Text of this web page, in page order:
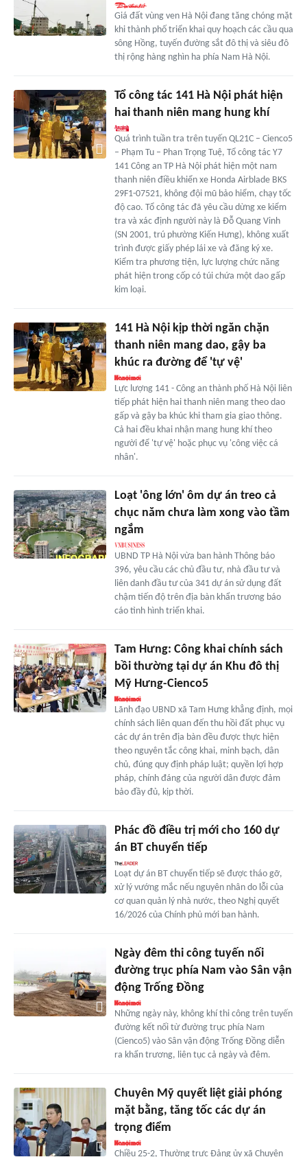
Giá đất vùng ven Hà Nội đang tăng chóng mặt
khi thành phố triển khai quy hoạch các cầu qua
sông Hồng, tuyến đường sắt đô thị và siêu đô
thị rộng hàng nghìn ha phía Nam Hà Nội.
Tổ công tác 141 Hà Nội phát hiện
hai thanh niên mang hung khí
Quá trình tuần tra trên tuyến QL21C – Cienco5
– Phạm Tu – Phan Trọng Tuệ, Tổ công tác Y7
141 Công an TP Hà Nội phát hiện một nam
thanh niên điều khiển xe Honda Airblade BKS
29F1-07521, không đội mũ bảo hiểm, chạy tốc
độ cao. Tổ công tác đã yêu cầu dừng xe kiểm
tra và xác định người này là Đỗ Quang Vinh
(SN 2001, trú phường Kiến Hưng), không xuất
trình được giấy phép lái xe và đăng ký xe.
Kiểm tra phương tiện, lực lượng chức năng
phát hiện trong cốp có túi chứa một dao gấp
kim loại.
141 Hà Nội kịp thời ngăn chặn
thanh niên mang dao, gậy ba
khúc ra đường để 'tự vệ'
Lực lượng 141 - Công an thành phố Hà Nội liên
tiếp phát hiện hai thanh niên mang theo dao
gấp và gậy ba khúc khi tham gia giao thông.
Cả hai đều khai nhận mang hung khí theo
người để 'tự vệ' hoặc phục vụ 'công việc cá
nhân'.
Loạt 'ông lớn' ôm dự án treo cả
chục năm chưa làm xong vào tầm
ngắm
UBND TP Hà Nội vừa ban hành Thông báo
396, yêu cầu các chủ đầu tư, nhà đầu tư và
liên danh đầu tư của 341 dự án sử dụng đất
chậm tiến độ trên địa bàn khẩn trương báo
cáo tình hình triển khai.
Tam Hưng: Công khai chính sách
bồi thường tại dự án Khu đô thị
Mỹ Hưng-Cienco5
Lãnh đạo UBND xã Tam Hưng khẳng định, mọi
chính sách liên quan đến thu hồi đất phục vụ
các dự án trên địa bàn đều được thực hiện
theo nguyên tắc công khai, minh bạch, dân
chủ, đúng quy định pháp luật; quyền lợi hợp
pháp, chính đáng của người dân được đảm
bảo đầy đủ, kịp thời.
Phác đồ điều trị mới cho 160 dự
án BT chuyển tiếp
Loạt dự án BT chuyển tiếp sẽ được tháo gỡ,
xử lý vướng mắc nếu nguyên nhân do lỗi của
cơ quan quản lý nhà nước, theo Nghị quyết
16/2026 của Chính phủ mới ban hành.
Ngày đêm thi công tuyến nối
đường trục phía Nam vào Sân vận
động Trống Đồng
Những ngày này, không khí thi công trên tuyến
đường kết nối từ đường trục phía Nam
(Cienco5) vào Sân vận động Trống Đồng diễn
ra khẩn trương, liên tục cả ngày và đêm.
Chuyên Mỹ quyết liệt giải phóng
mặt bằng, tăng tốc các dự án
trọng điểm
Chiều 25-2, Thường trực Đảng ủy xã Chuyên